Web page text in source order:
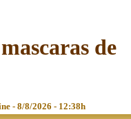
de
- 8/8/2026 - 12:38h